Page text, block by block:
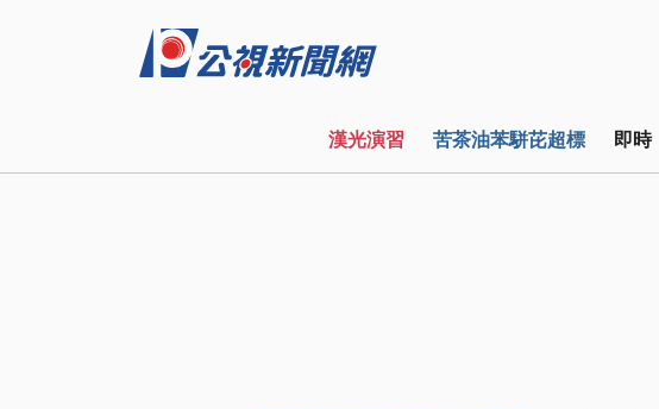
漢光演習 苦茶油苯駢芘超標 即時